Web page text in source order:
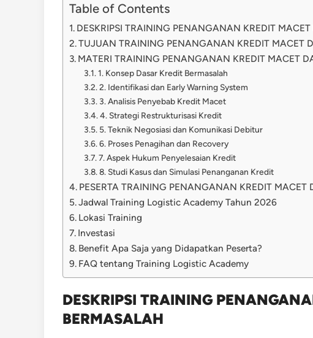
Table of Contents
DESKRIPSI TRAINING PENANGANAN KREDIT
TUJUAN TRAINING PENANGANAN KREDIT MACET
MATERI TRAINING PENANGANAN KREDIT MACET
1. Konsep Dasar Kredit Bermasalah
2. Identifikasi dan Early Warning System
3. Analisis Penyebab Kredit Macet
4. Strategi Restrukturisasi Kredit
5. Teknik Negosiasi dan Komunikasi Debitur
6. Proses Penagihan dan Recovery
7. Aspek Hukum Penyelesaian Kredit
8. Studi Kasus dan Simulasi Penanganan Kredit
PESERTA TRAINING PENANGANAN KREDIT MACET
Jadwal Training Logistic Academy Tahun 2026
Lokasi Training
Investasi
Benefit Apa Saja yang Didapatkan Peserta?
FAQ tentang Training Logistic Academy
DESKRIPSI TRAINING
BERMASALAH